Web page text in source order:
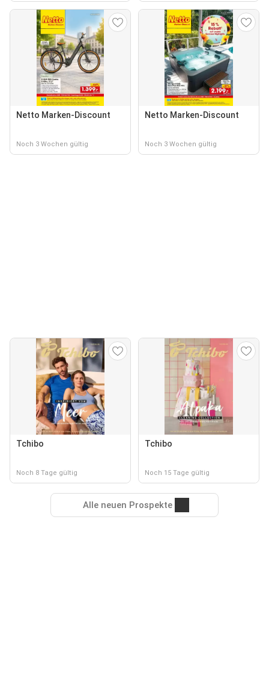
Netto Marken-Discount
Noch 3 Wochen gültig
Netto Marken-Discount
Noch 3 Wochen gültig
Tchibo
Noch 8 Tage gültig
Tchibo
Noch 15 Tage gültig
Alle neuen Prospekte